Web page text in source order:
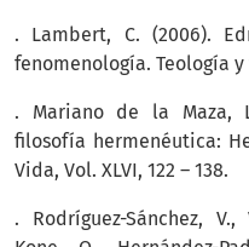
. Lambert, C. (2006).
fenomenología. Teología y
. Mariano de la Maza,
filosofía hermenéutica:
Vida, Vol. XLVI, 122 – 138.
. Rodríguez-Sánchez,